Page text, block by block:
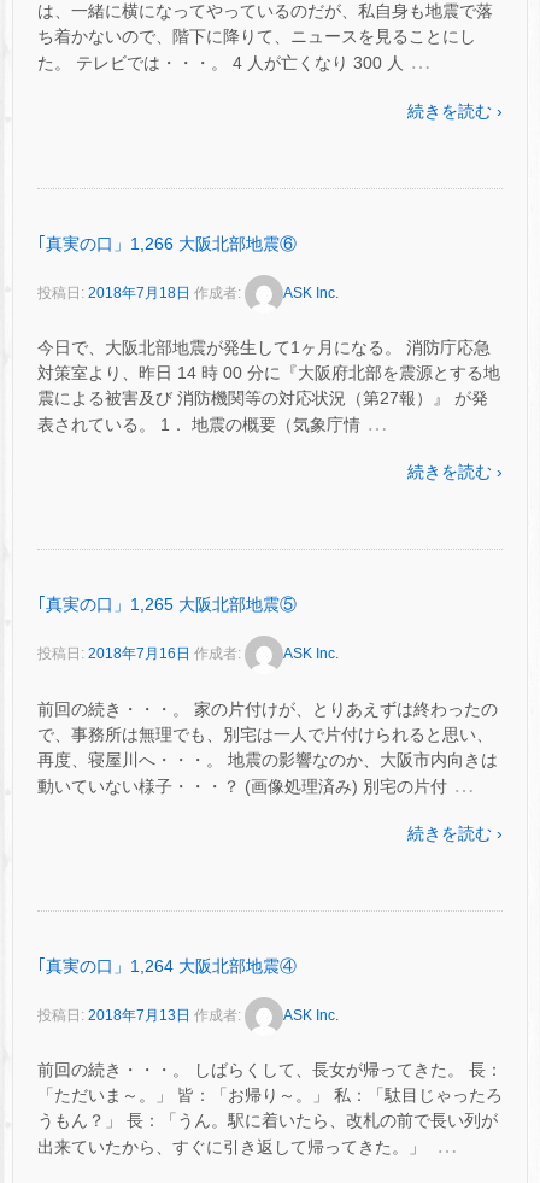
は、一緒に横になってやっているのだが、私自身も地震で落
ち着かないので、階下に降りて、ニュースを見ることにし
た。 テレビでは・・・。 4 人が亡くなり 300 人 …
続きを読む ›
｢真実の口」1,266 大阪北部地震⑥
投稿日: 2018年7月18日 作成者: ASK Inc.
今日で、大阪北部地震が発生して1ヶ月になる。 消防庁応急
対策室より、昨日 14 時 00 分に『大阪府北部を震源とする地
震による被害及び 消防機関等の対応状況（第27報）』 が発
表されている。 1． 地震の概要（気象庁情 …
続きを読む ›
｢真実の口」1,265 大阪北部地震⑤
投稿日: 2018年7月16日 作成者: ASK Inc.
前回の続き・・・。 家の片付けが、とりあえずは終わったの
で、事務所は無理でも、別宅は一人で片付けられると思い、
再度、寝屋川へ・・・。 地震の影響なのか、大阪市内向きは
動いていない様子・・・？ (画像処理済み) 別宅の片付 …
続きを読む ›
｢真実の口」1,264 大阪北部地震④
投稿日: 2018年7月13日 作成者: ASK Inc.
前回の続き・・・。 しばらくして、長女が帰ってきた。 長：
「ただいま～。」 皆：「お帰り～。」 私：「駄目じゃったろ
うもん？」 長：「うん。駅に着いたら、改札の前で長い列が
出来ていたから、すぐに引き返して帰ってきた。」
…